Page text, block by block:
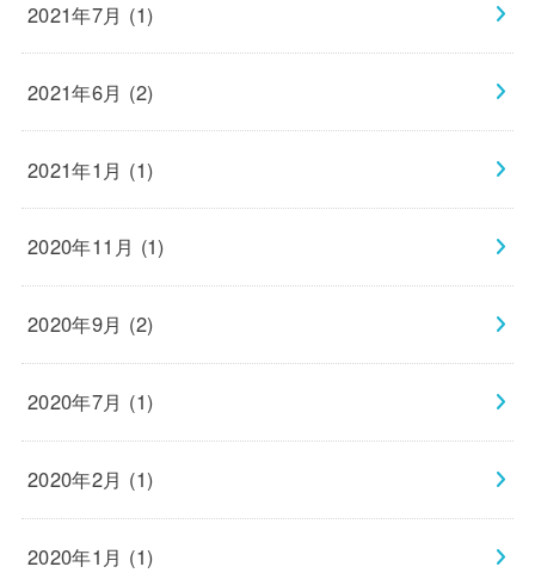
2021年7月 (1)
2021年6月 (2)
2021年1月 (1)
2020年11月 (1)
2020年9月 (2)
2020年7月 (1)
2020年2月 (1)
2020年1月 (1)